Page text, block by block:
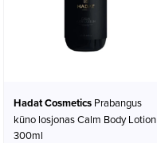
Hadat Cosmetics
kūno losjonas Calm Body Lotion
300ml